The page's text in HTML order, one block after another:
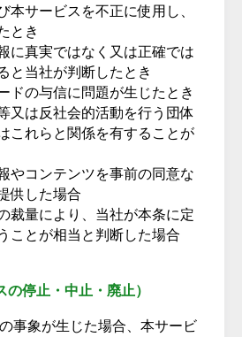
本サービスを不正に使用し、
とき
に真実ではなく又は正確では
と当社が判断したとき
ドの与信に問題が生じたとき
又は反社会的活動を行う団体
これらと関係を有することが
やコンテンツを事前の同意な
供した場合
裁量により、当社が本条に定
ことが相当と判断した場合
停止・中止・廃止）
事象が生じた場合、本サービ